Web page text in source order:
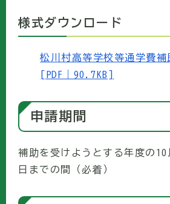
様式ダウンロード
松川村高等学校等通学費補
[PDF｜90.7KB]
申請期間
補助を受けようとする年度の10
日までの間（必着）